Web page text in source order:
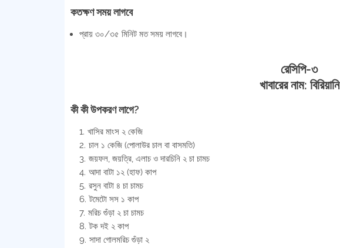
কতক্ষণ সময় লাগবে
প্রায় ৩০/৩৫ মিনিট মত সময় লাগবে।
রেসিপি-৩
খাবারের নাম: বিরিয়ানি
কী কী উপকরণ লাগে?
খাসির মাংস ২ কেজি
চাল ১ কেজি (পোলাউর চাল বা বাসমতি)
জয়ফল, জয়ত্রি, এলাচ ও দারচিনি ২ চা চামচ
আদা বাটা ১২ (হাফ) কাপ
রসুন বাটা ৪ চা চামচ
টমেটো সস ১ কাপ
মরিচ গুঁড়া ২ চা চামচ
টক দই ২ কাপ
সাদা গোলমরিচ গুঁড়া ২